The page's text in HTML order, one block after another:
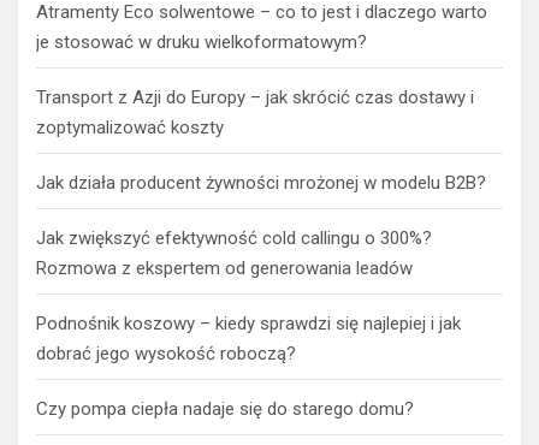
Atramenty Eco solwentowe – co to jest i dlaczego warto
je stosować w druku wielkoformatowym?
Transport z Azji do Europy – jak skrócić czas dostawy i
zoptymalizować koszty
Jak działa producent żywności mrożonej w modelu B2B?
Jak zwiększyć efektywność cold callingu o 300%?
Rozmowa z ekspertem od generowania leadów
Podnośnik koszowy – kiedy sprawdzi się najlepiej i jak
dobrać jego wysokość roboczą?
Czy pompa ciepła nadaje się do starego domu?